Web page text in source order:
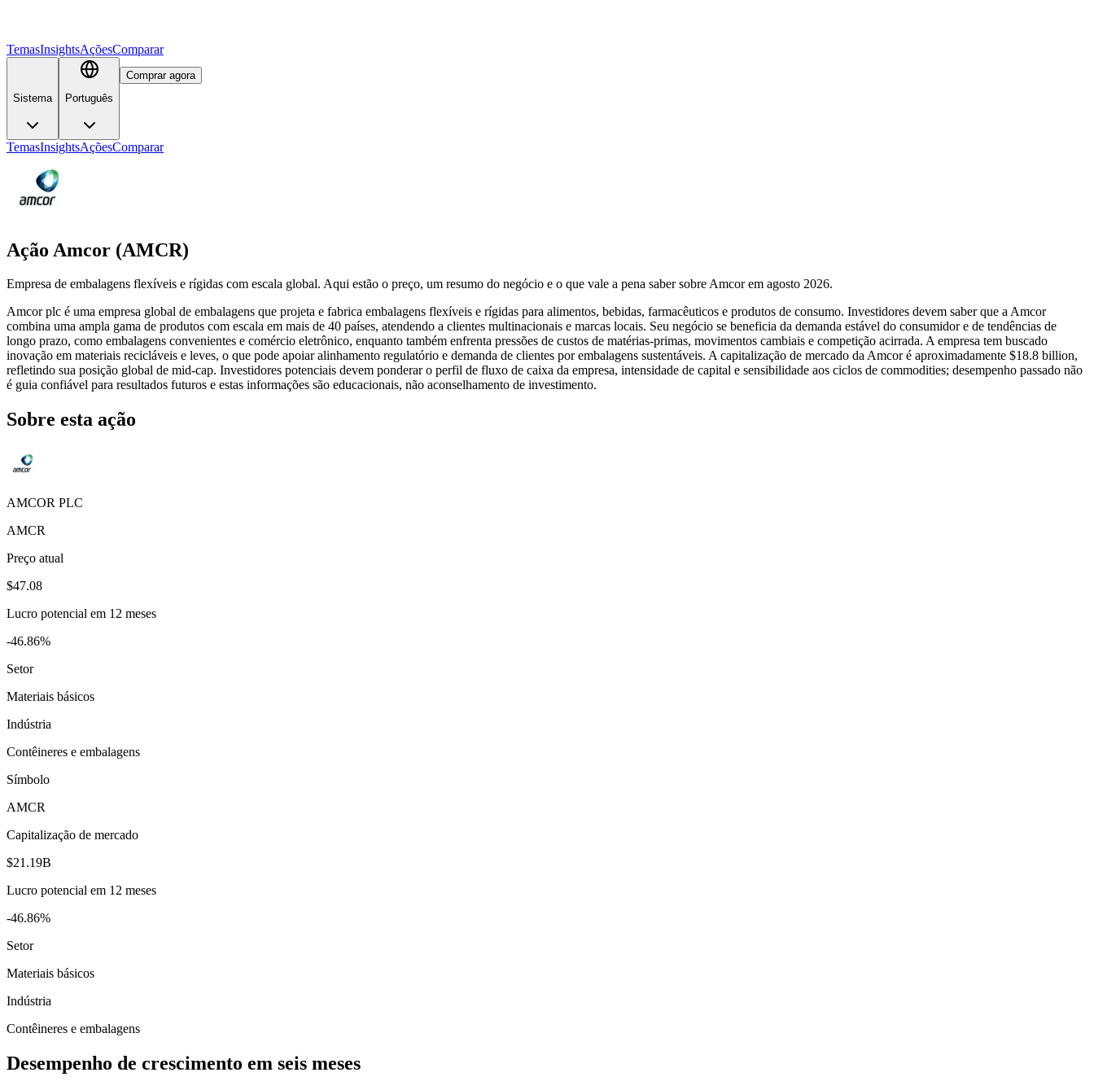
TemasInsightsAçõesComparar
Sistema Português
Comprar agora
TemasInsightsAçõesComparar
Ação Amcor (AMCR)
Empresa de embalagens flexíveis e rígidas com escala global. Aqui estão o preço, um resumo do negócio e o que vale a pena saber sobre Amcor em agosto 2026.
Amcor plc é uma empresa global de embalagens que projeta e fabrica embalagens flexíveis e rígidas para alimentos, bebidas, farmacêuticos e produtos de consumo. Investidores devem saber que a Amcor
combina uma ampla gama de produtos com escala em mais de 40 países, atendendo a clientes multinacionais e marcas locais. Seu negócio se beneficia da demanda estável do consumidor e de tendências de
longo prazo, como embalagens convenientes e comércio eletrônico, enquanto também enfrenta pressões de custos de matérias-primas, movimentos cambiais e competição acirrada. A empresa tem buscado
inovação em materiais recicláveis e leves, o que pode apoiar alinhamento regulatório e demanda de clientes por embalagens sustentáveis. A capitalização de mercado da Amcor é aproximadamente $18.8 billion,
refletindo sua posição global de mid-cap. Investidores potenciais devem ponderar o perfil de fluxo de caixa da empresa, intensidade de capital e sensibilidade aos ciclos de commodities; desempenho passado não
é guia confiável para resultados futuros e estas informações são educacionais, não aconselhamento de investimento.
Sobre esta ação
AMCOR PLC
AMCR
Preço atual
$47.08
Lucro potencial em 12 meses
-46.86%
Setor
Materiais básicos
Indústria
Contêineres e embalagens
Símbolo
AMCR
Capitalização de mercado
$21.19B
Lucro potencial em 12 meses
-46.86%
Setor
Materiais básicos
Indústria
Contêineres e embalagens
Desempenho de crescimento em seis meses